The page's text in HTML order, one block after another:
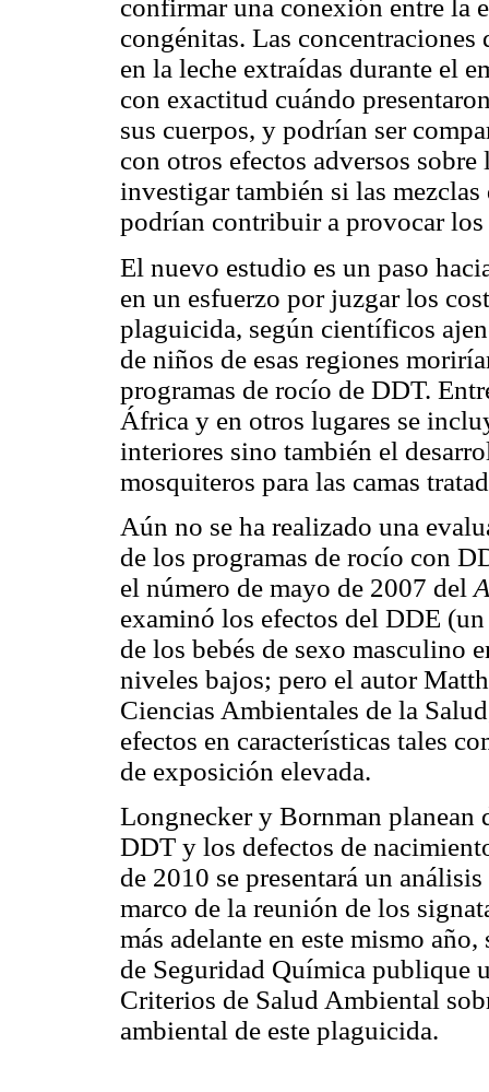
confirmar una conexión entre la
congénitas. Las
en la leche extraídas durante el
con exactitud cuándo
sus cuerpos, y podrían ser
con otros efectos adversos
investigar también si las
podrían contribuir a provocar los
El nuevo estudio es un paso
en un esfuerzo por juzgar los
plaguicida, según científicos
de niños de esas regiones
programas de rocío de DDT.
África y en otros lugares se
interiores sino también el
mosquiteros para las camas
Aún no se ha realizado una
de los programas de rocío con
el número de mayo de 2007 del
examinó los efectos del DDE
de los bebés de sexo masculino
niveles bajos; pero el autor
Ciencias Ambientales de la
efectos en características tales
de exposición elevada.
Longnecker y Bornman
DDT y los defectos de
de 2010 se presentará un
marco de la reunión de los
más adelante en este mismo
de Seguridad Química publique
Criterios de Salud Ambiental
ambiental de este plaguicida.